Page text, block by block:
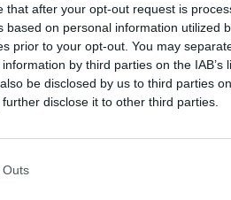
that after your opt-out request is
based on personal information utilized
prior to your opt-out. You may
by third parties on the IAB’s
be disclosed by us to third parties
disclose it to other third parties.
Outs